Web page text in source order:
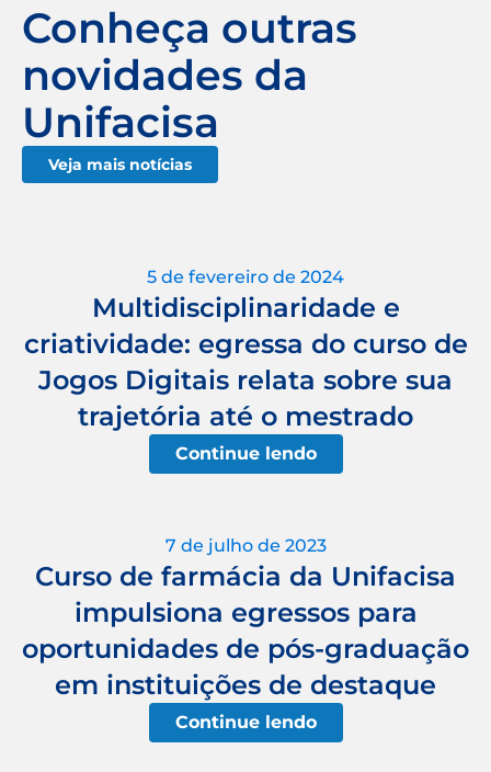
Conheça outras
novidades da
Unifacisa
Veja mais notícias
5 de fevereiro de 2024
Multidisciplinaridade e
criatividade: egressa do curso de
Jogos Digitais relata sobre sua
trajetória até o mestrado
Continue lendo
7 de julho de 2023
Curso de farmácia da Unifacisa
impulsiona egressos para
oportunidades de pós-graduação
em instituições de destaque
Continue lendo